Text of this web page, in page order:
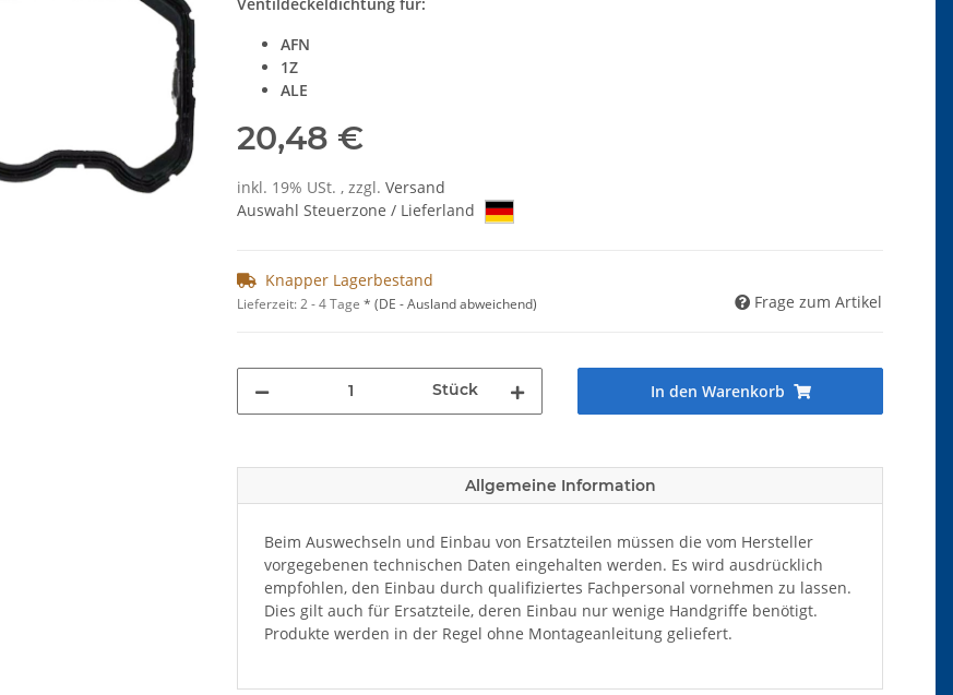
AFN
1Z
ALE
20,48 €
inkl. 19% USt. , zzgl. Versand
Auswahl Steuerzone / Lieferland
Knapper Lagerbestand
Lieferzeit:2 - 4 Tage * (DE - Ausland abweichend) Frage zum Artikel
Stück In den Warenkorb
Allgemeine Information
Beim Auswechseln und Einbau von Ersatzteilen müssen die vom Hersteller
vorgegebenen technischen Daten eingehalten werden. Es wird ausdrücklich
empfohlen, den Einbau durch qualifiziertes Fachpersonal vornehmen zu lassen.
Dies gilt auch für Ersatzteile, deren Einbau nur wenige Handgriffe benötigt.
Produkte werden in der Regel ohne Montageanleitung geliefert.